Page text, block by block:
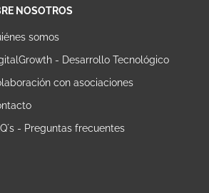
NOSOTROS
somos
- Desarrollo Tecnológico
con asociaciones
- Preguntas frecuentes